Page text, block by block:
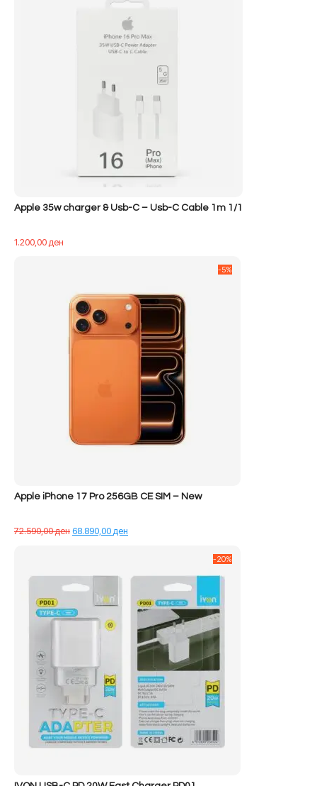
Apple 35w charger & Usb-C – Usb-C Cable 1m 1/1
1.200,00ден
Apple iPhone 17 Pro 256GB CE SIM – New
72.590,00денÇmimi
68.890,00ден
68.890,00 ден.
-5%
-20%